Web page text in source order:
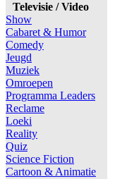
Televisie / Video
Show
Cabaret & Humor
Comedy
Jeugd
Muziek
Omroepen
Programma Leaders
Reclame
Loeki
Reality
Quiz
Science Fiction
Cartoon & Animatie